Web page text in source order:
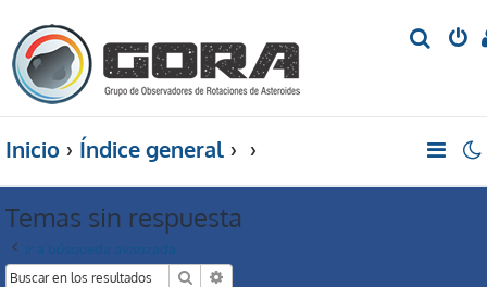
Inicio Índice general
Temas sin respuesta
Ir a búsqueda avanzada
Buscar